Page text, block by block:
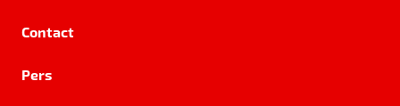
Contact
Pers